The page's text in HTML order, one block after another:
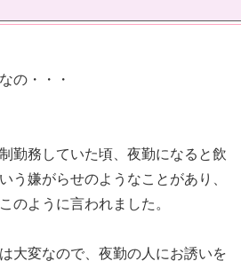
の・・・
勤務していた頃、夜勤になると飲
う嫌がらせのようなことがあり、
のように言われました。
大変なので、夜勤の人にお誘いを